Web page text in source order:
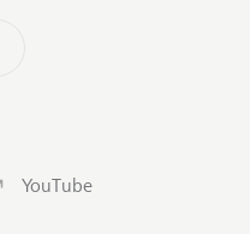
YouTube